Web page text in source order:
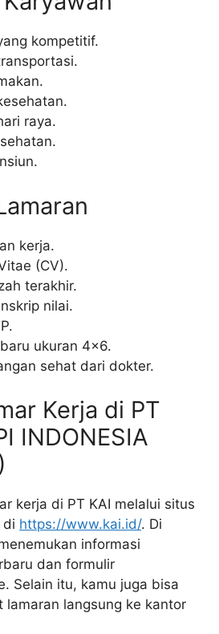
kompetitif.
raya.
kerja.
(CV).
terakhir.
nilai.
ukuran 4×6.
sehat dari dokter.
Kerja di PT
INDONESIA
kerja di PT KAI melalui situs
di https://www.kai.id/. Di
informasi
dan formulir
Selain itu, kamu juga bisa
lamaran langsung ke kantor